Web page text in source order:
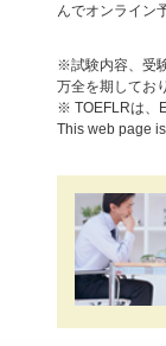
んでオンライン
※試験内容、受
万全を期してお
※ TOEFLRは、
This web page